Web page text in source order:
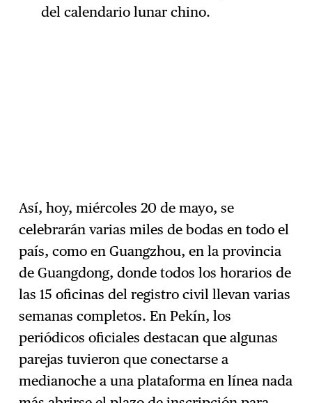
del calendario lunar chino.
Así, hoy, miércoles 20 de mayo, se
celebrarán varias miles de bodas en todo el
país, como en Guangzhou, en la provincia
de Guangdong, donde todos los horarios de
las 15 oficinas del registro civil llevan varias
semanas completos. En Pekín, los
periódicos oficiales destacan que algunas
parejas tuvieron que conectarse a
medianoche a una plataforma en línea nada